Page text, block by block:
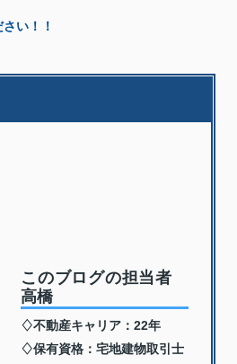
い！！
このブログの担当者
高橋
♢不動産キャリア：22年
♢保有資格：宅地建物取引士